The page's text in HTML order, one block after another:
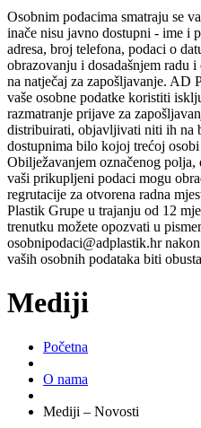
Osobnim podacima smatraju se
inače nisu javno dostupni - ime i
adresa, broj telefona, podaci o
obrazovanju i dosadašnjem radu
na natječaj za zapošljavanje. AD
vaše osobne podatke koristiti
razmatranje prijave za
distribuirati, objavljivati niti ih na
dostupnima bilo kojoj trećoj osobi
Obilježavanjem označenog polja,
vaši prikupljeni podaci mogu
regrutacije za otvorena radna
Plastik Grupe u trajanju od 12
trenutku možete opozvati u
osobnipodaci@adplastik.hr
vaših osobnih podataka biti
Mediji
Početna
O nama
Mediji – Novosti